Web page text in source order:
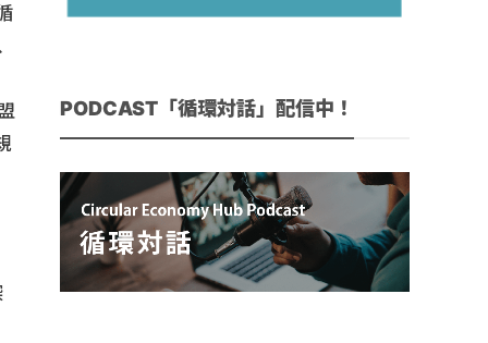
PODCAST「循環対話」配信中！